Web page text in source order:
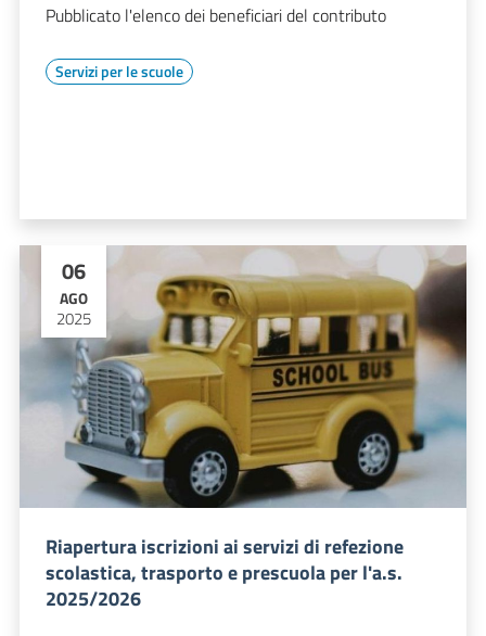
Pubblicato l'elenco dei beneficiari del contributo
Servizi per le scuole
06
AGO
2025
Riapertura iscrizioni ai servizi di refezione
scolastica, trasporto e prescuola per l'a.s.
2025/2026